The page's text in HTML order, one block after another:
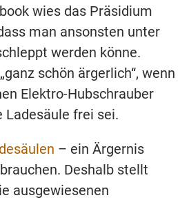
wies das Präsidium
man ansonsten unter
werden könne.
schön ärgerlich“, wenn
Elektro-Hubschrauber
Ladesäule frei sei.
– ein Ärgernis
Deshalb stellt
ausgewiesenen